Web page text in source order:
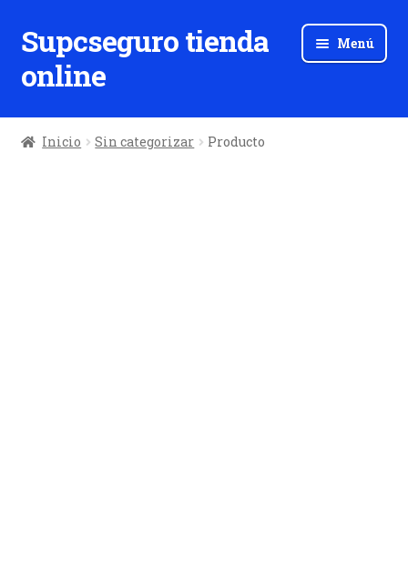
Ir
a
la
Ir
al
contenido
Supcseguro tienda
online
Menú
Inicio Sin categorizar Producto